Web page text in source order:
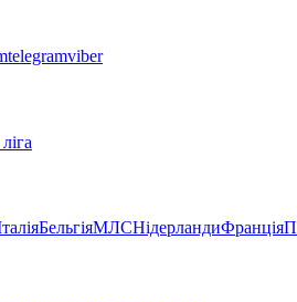
telegramviber
БельгіяМЛСНідерландиФранція